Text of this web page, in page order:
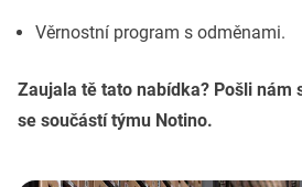
Věrnostní program s odměnami.
Zaujala tě tato nabídka? Pošli nám
se součástí týmu Notino.